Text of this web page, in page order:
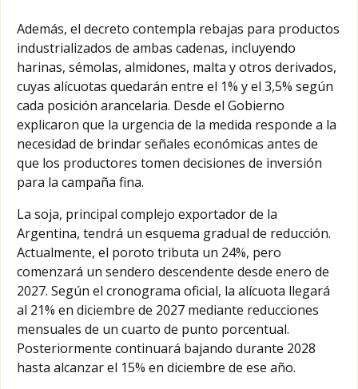
Además, el decreto contempla rebajas para productos
industrializados de ambas cadenas, incluyendo
harinas, sémolas, almidones, malta y otros derivados,
cuyas alícuotas quedarán entre el 1% y el 3,5% según
cada posición arancelaria. Desde el Gobierno
explicaron que la urgencia de la medida responde a la
necesidad de brindar señales económicas antes de
que los productores tomen decisiones de inversión
para la campaña fina.
La soja, principal complejo exportador de la
Argentina, tendrá un esquema gradual de reducción.
Actualmente, el poroto tributa un 24%, pero
comenzará un sendero descendente desde enero de
2027. Según el cronograma oficial, la alícuota llegará
al 21% en diciembre de 2027 mediante reducciones
mensuales de un cuarto de punto porcentual.
Posteriormente continuará bajando durante 2028
hasta alcanzar el 15% en diciembre de ese año.